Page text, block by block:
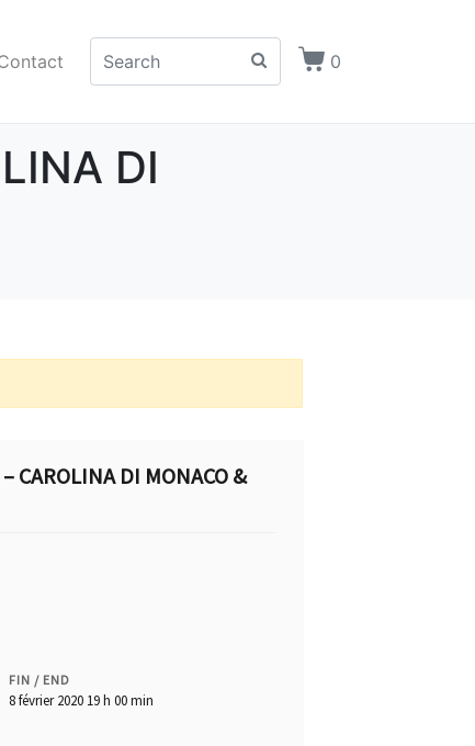
0
DI
CAROLINA DI MONACO &
FIN / END
8 février 2020 19 h 00 min